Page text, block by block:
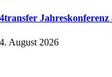
4transfer Jahreskonferenz
4. August 2026